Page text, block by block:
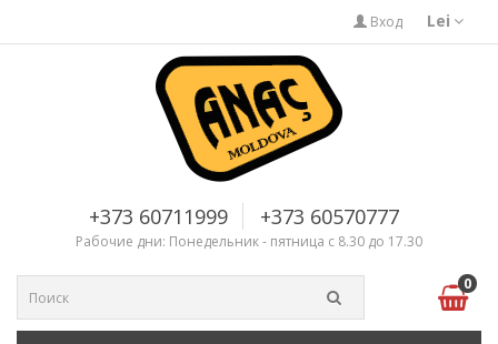
Lei
Вход
+373 60711999 +373 60570777
Рабочие дни: Понедельник - пятница с 8.30 до 17.30
0